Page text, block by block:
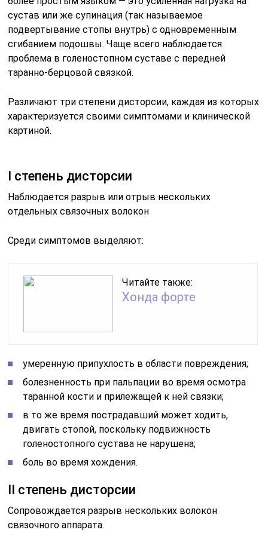
сустав или же супинация (так называемое
подвертывание стопы внутрь) с одновременным
сгибанием подошвы. Чаще всего наблюдается
проблема в голеностопном суставе с передней
таранно-берцовой связкой.
Различают три степени дисторсии, каждая из которых
характеризуется своими симптомами и клинической
картиной.
I степень дисторсии
Наблюдается разрыв или отрыв нескольких
отдельных связочных волокон
Среди симптомов выделяют:
Читайте также:
Хонда форте
умеренную припухлость в области повреждения;
болезненность при пальпации во время осмотра
таранной кости и прилежащей к ней связки;
в то же время пострадавший может ходить,
двигать стопой, поскольку подвижность
голеностопного сустава не нарушена;
боль во время хождения.
II степень дисторсии
Сопровождается разрыв нескольких волокон
связочного аппарата.